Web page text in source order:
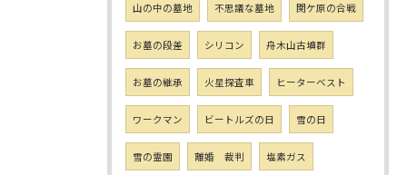
山の中の墓地 不思議な墓地 関ケ原の合戦
お墓の段差 シリコン 舟木山古墳群
お墓の継承 火星探査車 ヒーターベスト
ワークマン ビートルズの日 雪の日
雪の霊園 離婚 裁判 塩素ガス